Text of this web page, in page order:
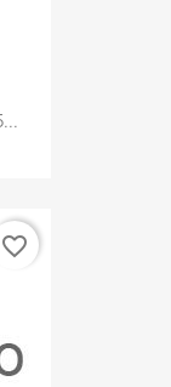
favorite_border